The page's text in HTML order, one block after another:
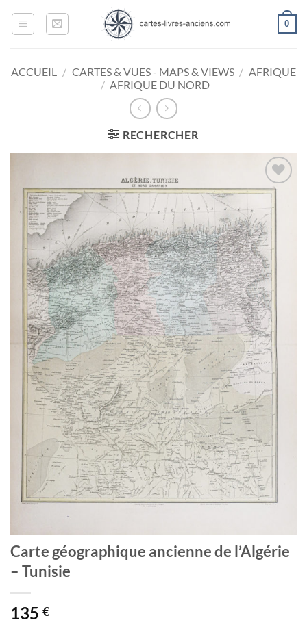
0
ACCUEIL / CARTES & VUES - MAPS & VIEWS / AFRIQUE
/ AFRIQUE DU NORD
RECHERCHER
Ajouter
à la
wishlist
Carte géographique ancienne de l’Algérie
– Tunisie
135 €